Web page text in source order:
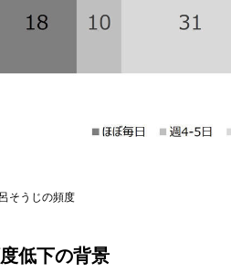
そうじの頻度
低下の背景